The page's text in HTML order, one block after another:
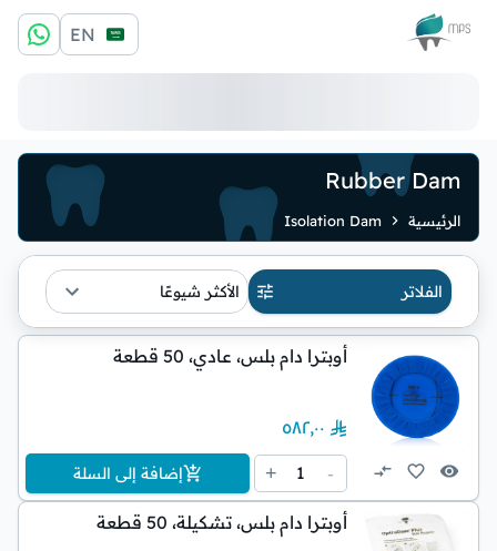
الشعار EN
Rubber Dam
الرئيسية Isolation Dam
الفلاتر الأكثر شيوعًا
أوبترا دام بلس، عادي، 50 قطعة
٥٨٢٫٠٠
-
1
+ إضافة إلى السلة
أوبترا دام بلس، تشكيلة، 50 قطعة